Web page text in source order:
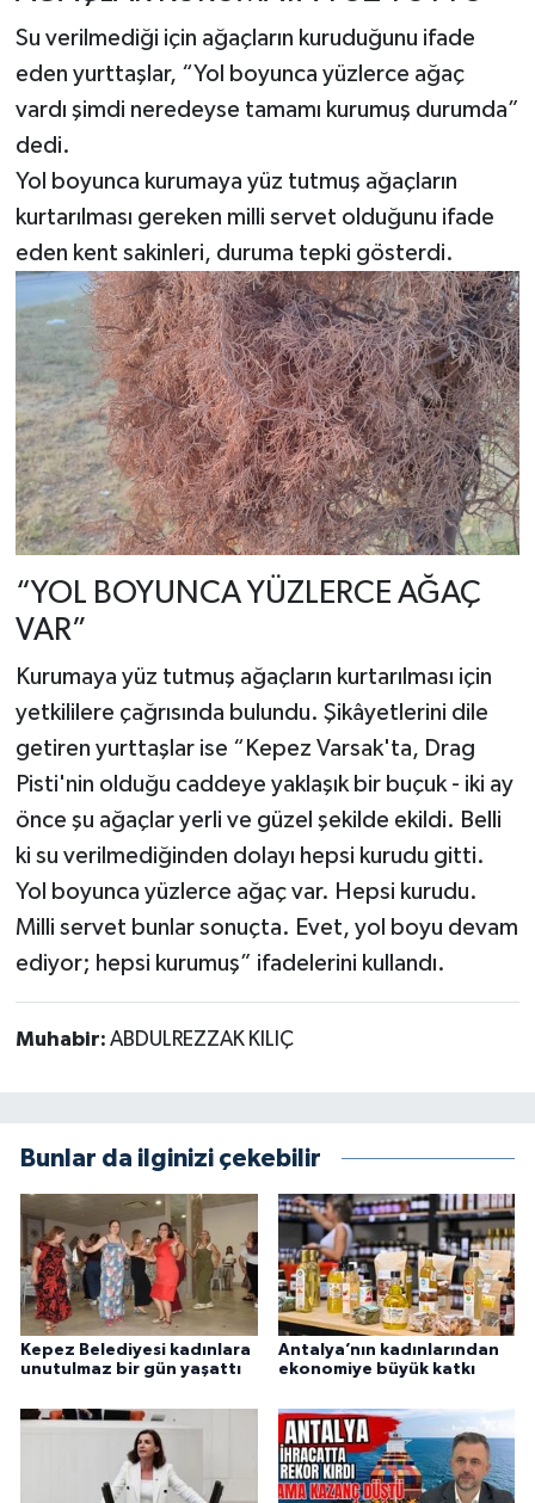
Su verilmediği için ağaçların kuruduğunu ifade
eden yurttaşlar, “Yol boyunca yüzlerce ağaç
vardı şimdi neredeyse tamamı kurumuş durumda”
dedi.
Yol boyunca kurumaya yüz tutmuş ağaçların
kurtarılması gereken milli servet olduğunu ifade
eden kent sakinleri, duruma tepki gösterdi.
“YOL BOYUNCA YÜZLERCE AĞAÇ
VAR”
Kurumaya yüz tutmuş ağaçların kurtarılması için
yetkililere çağrısında bulundu. Şikâyetlerini dile
getiren yurttaşlar ise “Kepez Varsak'ta, Drag
Pisti'nin olduğu caddeye yaklaşık bir buçuk - iki ay
önce şu ağaçlar yerli ve güzel şekilde ekildi. Belli
ki su verilmediğinden dolayı hepsi kurudu gitti.
Yol boyunca yüzlerce ağaç var. Hepsi kurudu.
Milli servet bunlar sonuçta. Evet, yol boyu devam
ediyor; hepsi kurumuş” ifadelerini kullandı.
Muhabir: ABDULREZZAK KILIÇ
Bunlar da ilginizi çekebilir
Kepez Belediyesi kadınlara
unutulmaz bir gün yaşattı
Antalya’nın kadınlarından
ekonomiye büyük katkı